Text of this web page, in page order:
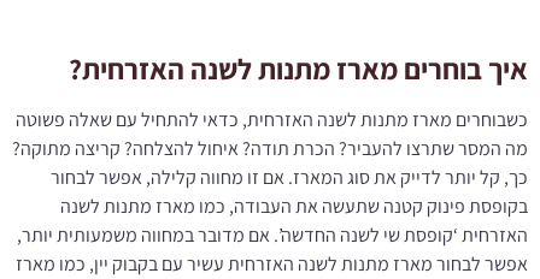
איך בוחרים מארז מתנות לשנה האזרחית?
כשבוחרים מארז מתנות לשנה האזרחית, כדאי להתחיל עם שאלה פשוטה
מה המסר שתרצו להעביר? הכרת תודה? איחול להצלחה? קריצה מתוקה?
כך, קל יותר לדייק את סוג המארז. אם זו מחווה קלילה, אפשר לבחור
בקופסת פינוק קטנה שתעשה את העבודה, כמו מארז מתנות לשנה
האזרחית ‘קופסת שי לשנה החדשה’. אם מדובר במחווה משמעותית יותר,
אפשר לבחור מארז מתנות לשנה האזרחית עשיר עם בקבוק יין, כמו מארז